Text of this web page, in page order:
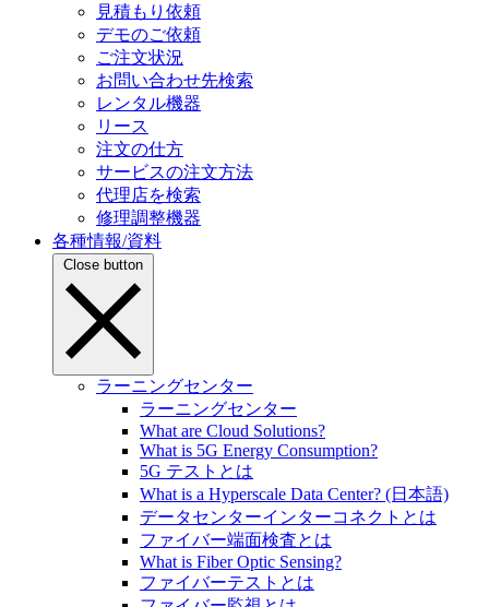
見積もり依頼
デモのご依頼
ご注文状況
お問い合わせ先検索
レンタル機器
リース
注文の仕方
サービスの注文方法
代理店を検索
修理調整機器
各種情報/資料
Close button
ラーニングセンター
ラーニングセンター
What are Cloud Solutions?
What is 5G Energy Consumption?
5G テストとは
What is a Hyperscale Data Center? (日本語)
データセンターインターコネクトとは
ファイバー端面検査とは
What is Fiber Optic Sensing?
ファイバーテストとは